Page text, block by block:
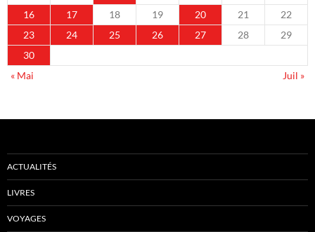
16
17 18 19 20 21
22
23
24 25 26 27 28
29
30
« Mai
Juil »
ACTUALITÉS
LIVRES
VOYAGES